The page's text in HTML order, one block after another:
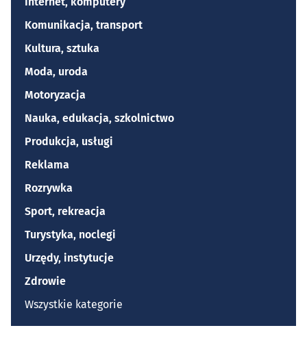
Komunikacja, transport
Kultura, sztuka
Moda, uroda
Motoryzacja
Nauka, edukacja, szkolnictwo
Produkcja, usługi
Reklama
Rozrywka
Sport, rekreacja
Turystyka, noclegi
Urzędy, instytucje
Zdrowie
Wszystkie kategorie